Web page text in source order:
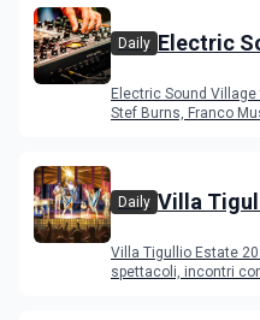
Daily Electric
Young
Electric Sound
Stef Burns, Franco
Daily Villa
Villa Tigullio Estate
spettacoli, incontri